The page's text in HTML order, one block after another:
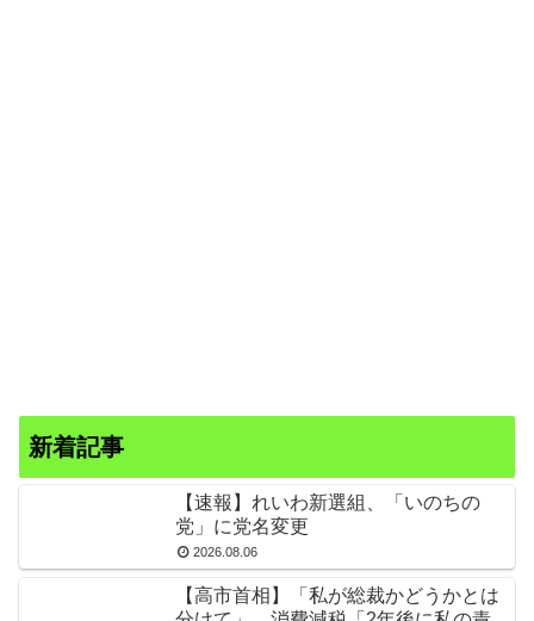
新着記事
【速報】れいわ新選組、「いのちの
党」に党名変更
2026.08.06
【高市首相】「私が総裁かどうかとは